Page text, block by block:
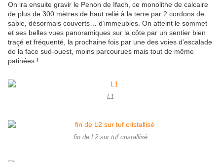
On ira ensuite gravir le Penon de Ifach, ce monolithe de calcaire
de plus de 300 mètres de haut relié à la terre par 2 cordons de
sable, désormais couverts… d’immeubles. On atteint le sommet
et ses belles vues panoramiques sur la côte par un sentier bien
traçé et fréquenté, la prochaine fois par une des voies d’escalade
de la face sud-ouest, moins parcourues mais tout de même
patinées !
L1
fin de L2 sur tuf cristallisé